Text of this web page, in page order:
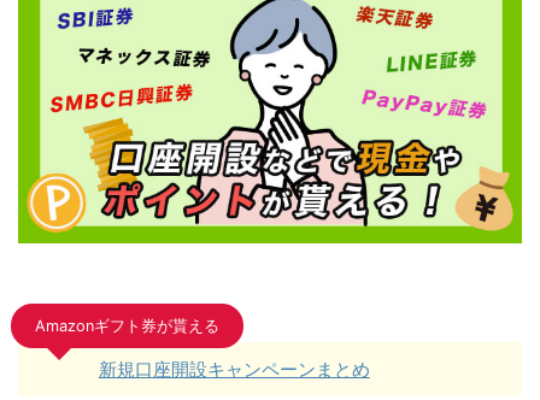
Amazonギフト券が貰える
新規口座開設キャンペーンまとめ